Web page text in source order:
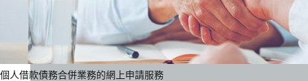
個人借款債務合併業務的網上申請服務